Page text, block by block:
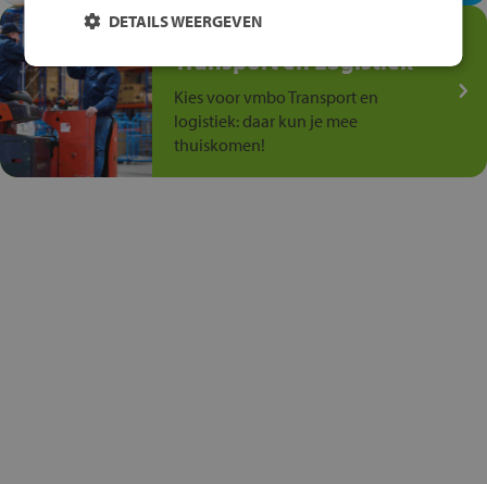
Jouw talent in de
Transport en Logistiek
Kies voor vmbo Transport en
logistiek: daar kun je mee
thuiskomen!
DETAILS WEERGEVEN